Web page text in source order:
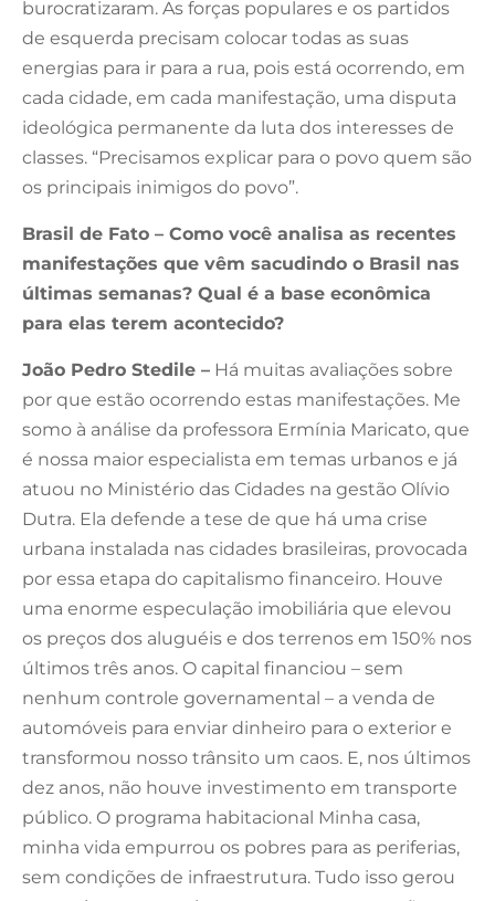
burocratizaram. As forças populares e os partidos
de esquerda precisam colocar todas as suas
energias para ir para a rua, pois está ocorrendo, em
cada cidade, em cada manifestação, uma disputa
ideológica permanente da luta dos interesses de
classes. “Precisamos explicar para o povo quem são
os principais inimigos do povo”.
Brasil de Fato – Como você analisa as recentes
manifestações que vêm sacudindo o Brasil nas
últimas semanas? Qual é a base econômica
para elas terem acontecido?
João Pedro Stedile – Há muitas avaliações sobre
por que estão ocorrendo estas manifestações. Me
somo à análise da professora Ermínia Maricato, que
é nossa maior especialista em temas urbanos e já
atuou no Ministério das Cidades na gestão Olívio
Dutra. Ela defende a tese de que há uma crise
urbana instalada nas cidades brasileiras, provocada
por essa etapa do capitalismo financeiro. Houve
uma enorme especulação imobiliária que elevou
os preços dos aluguéis e dos terrenos em 150% nos
últimos três anos. O capital financiou – sem
nenhum controle governamental – a venda de
automóveis para enviar dinheiro para o exterior e
transformou nosso trânsito um caos. E, nos últimos
dez anos, não houve investimento em transporte
público. O programa habitacional Minha casa,
minha vida empurrou os pobres para as periferias,
sem condições de infraestrutura. Tudo isso gerou